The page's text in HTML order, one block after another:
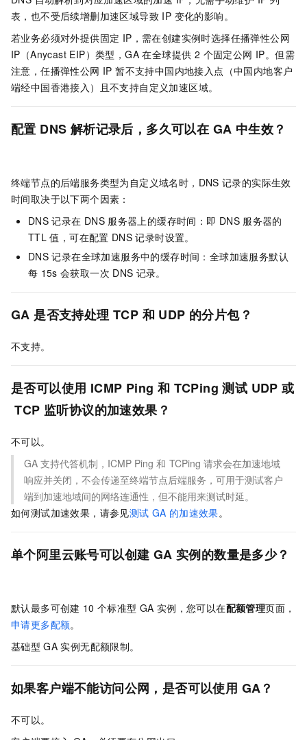
表，也不受后续增删加速区域导致 IP 变化的影响。
若业务必须对外提供固定 IP，需在创建实例时选择任播弹性公网
IP（Anycast EIP）类型，GA 在全球提供 2 个固定公网 IP。但需
注意，任播弹性公网 IP 暂不支持中国内地接入点（中国内地客户
端经中国香港接入）且不支持自定义加速区域。
配置 DNS 解析记录后，多久可以在 GA 中生效？
终端节点的后端服务类型为自定义域名时，DNS 记录的实际生效
时间取决于以下两个因素：
DNS 记录在 DNS 服务器上的缓存时间：即 DNS 服务器的
TTL 值，可在配置 DNS 记录时设置。
DNS 记录在全球加速服务中的缓存时间：全球加速服务默认
每 15s 会获取一次 DNS 记录。
GA 是否支持处理 TCP 和 UDP 的分片包？
不支持。
是否可以使用 ICMP Ping 和 TCPing 测试 UDP 或
TCP 监听协议的加速效果？
不可以。
GA 支持代答机制，ICMP Ping 和 TCPing 请求会在加速地域
响应并关闭，不会传递至终端节点后端服务，可用于测试客户
端到加速地域间的网络连通性，但不能用来测试时延。
如何测试加速效果，请参见测试 GA 的加速效果。
单个阿里云账号可以创建 GA 实例的数量是多少？
默认最多可创建 10 个标准型 GA 实例，您可以在配额管理页面，
申请更多配额。
基础型 GA 实例无配额限制。
如果客户端不能访问公网，是否可以使用 GA？
不可以。